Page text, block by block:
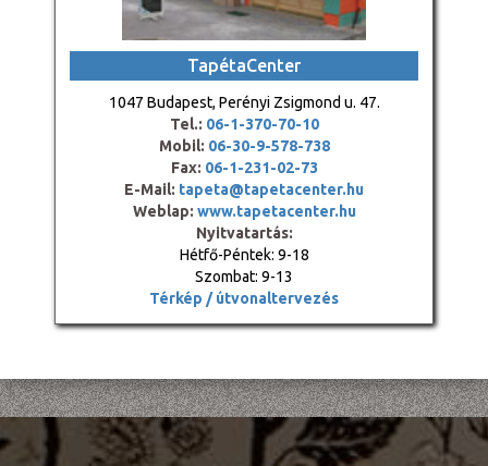
TapétaCenter
1047 Budapest, Perényi Zsigmond u. 47.
Tel.: 06-1-370-70-10
Mobil: 06-30-9-578-738
Fax: 06-1-231-02-73
E-Mail: tapeta@tapetacenter.hu
Weblap: www.tapetacenter.hu
Nyitvatartás:
Hétfő-Péntek: 9-18
Szombat: 9-13
Térkép / útvonaltervezés